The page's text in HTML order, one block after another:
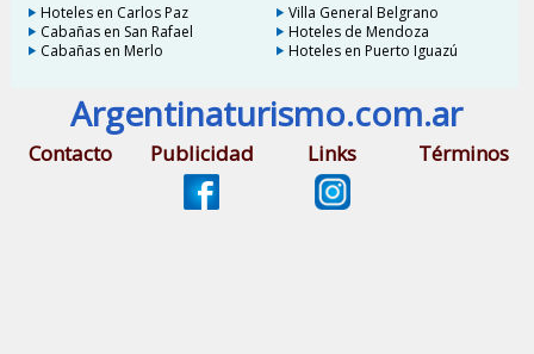
Hoteles en Carlos Paz
Villa General Belgrano
Cabañas en San Rafael
Hoteles de Mendoza
Cabañas en Merlo
Hoteles en Puerto Iguazú
Argentinaturismo.com.ar
Contacto Publicidad Links Términos